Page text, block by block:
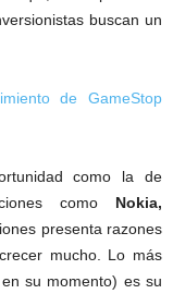
buscan un
de GameStop
como la de
como Nokia,
presenta razones
mucho. Lo más
su momento) es su